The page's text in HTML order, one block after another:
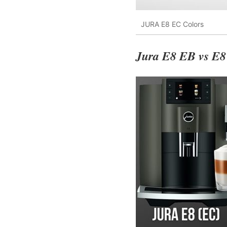
JURA E8 EC Colors
Jura E8 EB vs